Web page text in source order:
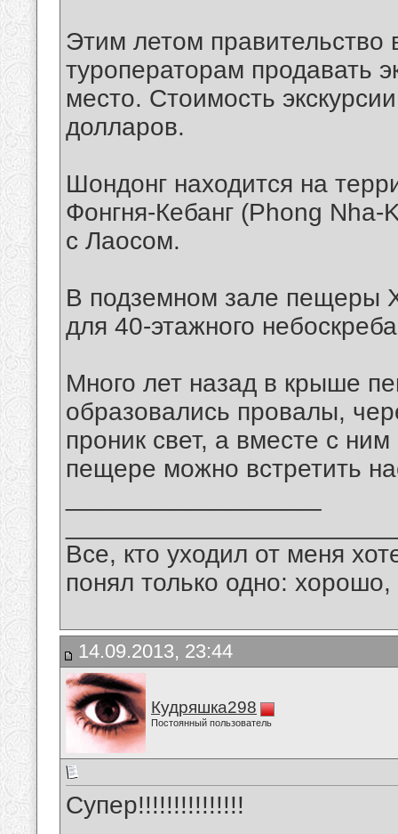
Этим летом
туроператорам продавать
место. Стоимость
долларов.
Шондонг находится на
Фонгня-Кебанг (Phong Nha-
с Лаосом.
В подземном зале пещеры
для 40-этажного
Много лет назад в крыше
образовались провалы,
проник свет, а вместе с
пещере можно встретить
Все, кто уходил от меня
понял только одно:
14.09.2013, 23:44
Кудряшка298
Постоянный пользователь
Супер!!!!!!!!!!!!!!!